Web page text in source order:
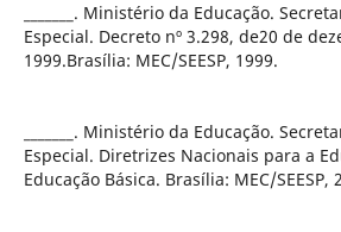
_______. Ministério da Educação.
Especial. Decreto nº 3.298, de20 de
1999.Brasília: MEC/SEESP, 1999.
_______. Ministério da Educação.
Especial. Diretrizes Nacionais para a
Educação Básica. Brasília: MEC/SEESP,